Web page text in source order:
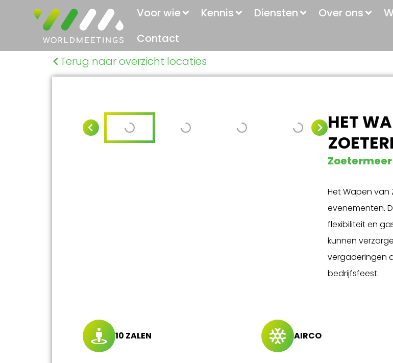
Voor wie Kennis Diensten Over ons
Contact
Terug naar overzicht locaties
HET
Zoetermeer
Het Wapen van
evenementen.
flexibiliteit en
kunnen
vergaderingen
bedrijfsfeest.
10 ZALEN AIRCO